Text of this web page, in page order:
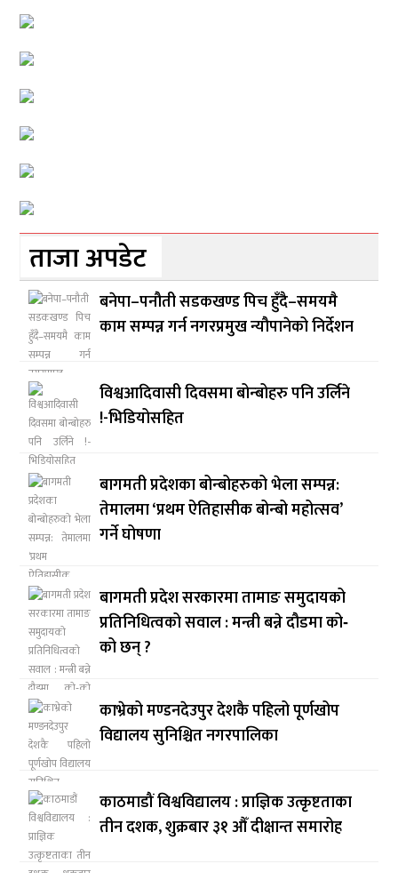
ताजा अपडेट
बनेपा–पनौती सडकखण्ड पिच हुँदै–समयमै
काम सम्पन्न गर्न नगरप्रमुख न्यौपानेको निर्देशन
विश्वआदिवासी दिवसमा बोन्बोहरु पनि उर्लिने
!-भिडियोसहित
बागमती प्रदेशका बोन्बोहरुको भेला सम्पन्न:
तेमालमा ‘प्रथम ऐतिहासीक बोन्बो महोत्सव’
गर्ने घोषणा
बागमती प्रदेश सरकारमा तामाङ समुदायको
प्रतिनिधित्वको सवाल : मन्त्री बन्ने दौडमा को‐
को छन् ?
काभ्रेको मण्डनदेउपुर देशकै पहिलो पूर्णखोप
विद्यालय सुनिश्चित नगरपालिका
काठमाडौं विश्वविद्यालय : प्राज्ञिक उत्कृष्टताका
तीन दशक, शुक्रबार ३१ औँ दीक्षान्त समारोह